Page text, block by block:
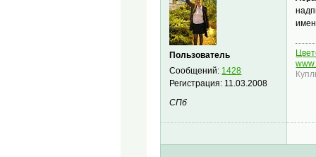
Пользователь
Сообщений: 1428
Регистрация: 11.03.2008
СПб